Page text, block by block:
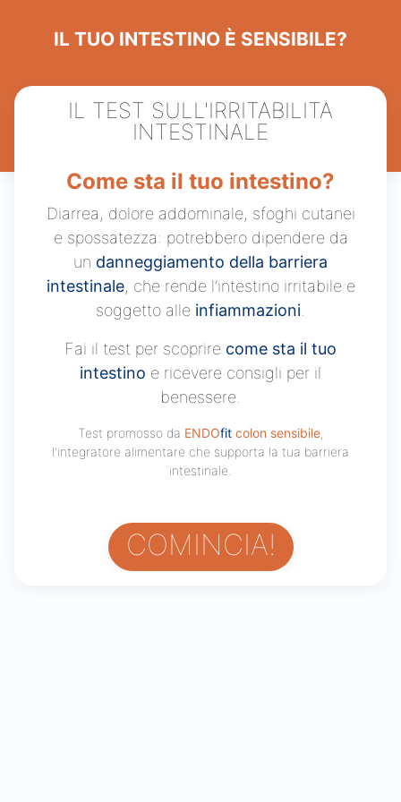
IL TUO INTESTINO È SENSIBILE?
IL TEST SULL'IRRITABILITÀ
INTESTINALE
Come sta il tuo intestino?
Diarrea, dolore addominale, sfoghi cutanei
e spossatezza: potrebbero dipendere da
un danneggiamento della barriera
intestinale, che rende l’intestino irritabile e
soggetto alle infiammazioni
Fai il test per scoprire come sta il tuo
intestino e ricevere consigli per il
benessere.
Test promosso da ENDOfit colon sensibile,
l'integratore alimentare che supporta la tua barriera
intestinale.
COMINCIA!